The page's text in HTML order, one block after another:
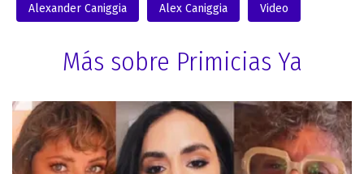
Alexander Caniggia Alex Caniggia Video
Más sobre Primicias Ya